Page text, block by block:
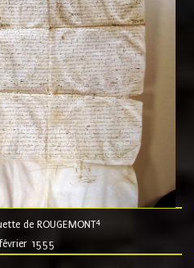
de ROUGEMONT4
1555